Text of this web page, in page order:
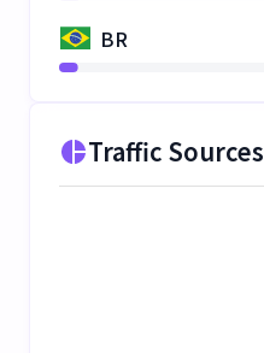
BR
Traffic Sources